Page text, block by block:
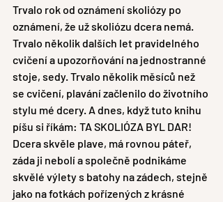
Trvalo rok od oznámení skoliózy po
oznámení, že už skoliózu dcera nemá.
Trvalo několik dalších let pravidelného
cvičení a upozorňování na jednostranné
stoje, sedy. Trvalo několik měsíců než
se cvičení, plavání začlenilo do životního
stylu mé dcery. A dnes, když tuto knihu
píšu si říkám: TA SKOLIÓZA BYL DAR!
Dcera skvěle plave, má rovnou páteř,
záda ji nebolí a společně podnikáme
skvělé výlety s batohy na zádech, stejně
jako na fotkách pořízených z krásné